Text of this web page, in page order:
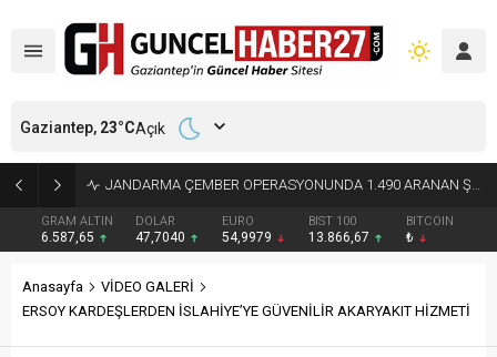
JANDARMA ÇEMBER OPERASYONUNDA 1.490 ARANAN ŞAHSI YAKALADI
GRAM ALTIN
6.587,65
DOLAR
47,7040
EURO
54,9979
BIST 100
13.866,67
BITCOIN
₺
Gaziantep, 23°CAçık
Anasayfa
VİDEO GALERİ
ERSOY KARDEŞLERDEN İSLAHİYE’YE GÜVENİLİR AKARYAKIT HİZMETİ